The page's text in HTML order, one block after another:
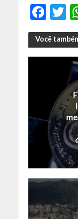
F
ac
e
b
k
T
w
Você